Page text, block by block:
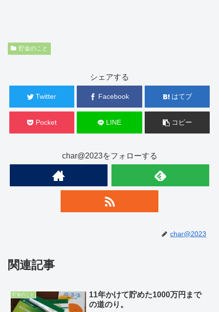
貯金のこと
シェアする
Twitter Facebook はてブ
Pocket LINE コピー
char@2023をフォローする
char@2023
関連記事
貯金のこと
11年かけて貯めた1000万円まで
の道のり。